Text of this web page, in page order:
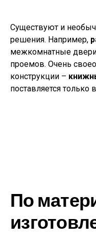
Существуют и
решения. Например,
межкомнатные
проемов. Очень
конструкции –
поставляется только
По